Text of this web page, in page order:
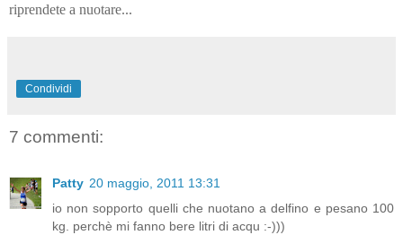
riprendete a nuotare...
Condividi
7 commenti:
Patty 20 maggio, 2011 13:31
io non sopporto quelli che nuotano a delfino e pesano 100
kg. perchè mi fanno bere litri di acqu :-)))